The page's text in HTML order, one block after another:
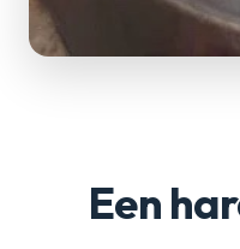
Een